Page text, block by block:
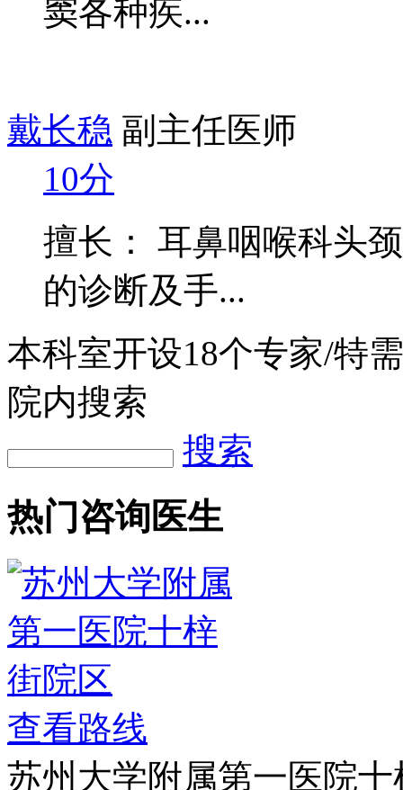
窦各种疾...
戴长稳 副主任医师
10分
擅长： 耳鼻咽喉科头
的诊断及手...
本科室开设18个专家/特
院内搜索
搜索
热门咨询医生
查看路线
苏州大学附属第一医院